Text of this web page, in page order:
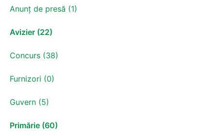
Anunț de presă (1)
Avizier (22)
Concurs (38)
Furnizori (0)
Guvern (5)
Primărie (60)